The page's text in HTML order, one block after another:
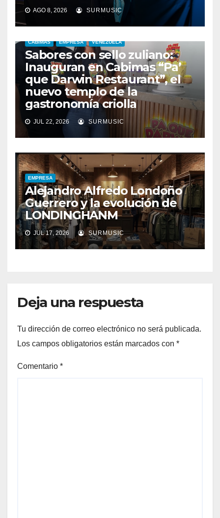
AGO 8, 2026 SURMUSIC
CABIMAS EMPRESA VENEZUELA
Sabores con sello zuliano:
Inauguran en Cabimas “Pa’
que Darwin Restaurant”, el
nuevo templo de la
gastronomía criolla
JUL 22, 2026 SURMUSIC
EMPRESA
Alejandro Alfredo Londoño
Guerrero y la evolución de
LONDINGHANM
JUL 17, 2026 SURMUSIC
Deja una respuesta
Tu dirección de correo electrónico no será publicada.
Los campos obligatorios están marcados con *
Comentario *